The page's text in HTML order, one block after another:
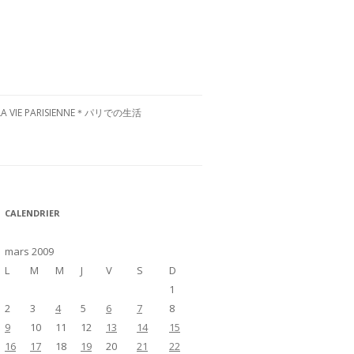
VIE PARISIENNE＊パリでの生活
メ
VISITE DE LA FRANCE＊フランス国
内お散歩
CALENDRIER
mars 2009
L
M M J V S D
1
2
3 4 5 6 7
8
9
10 11 12 13 14
15
16
17 18 19 20 21
22